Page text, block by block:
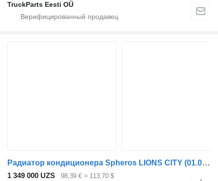
TruckParts Eesti OÜ
Радиатор кондиционера Spheros LIONS CITY (01.04-) FKX40/470N для автобуса MAN
1 349 000 UZS 98,39 € ≈ 113,70 $